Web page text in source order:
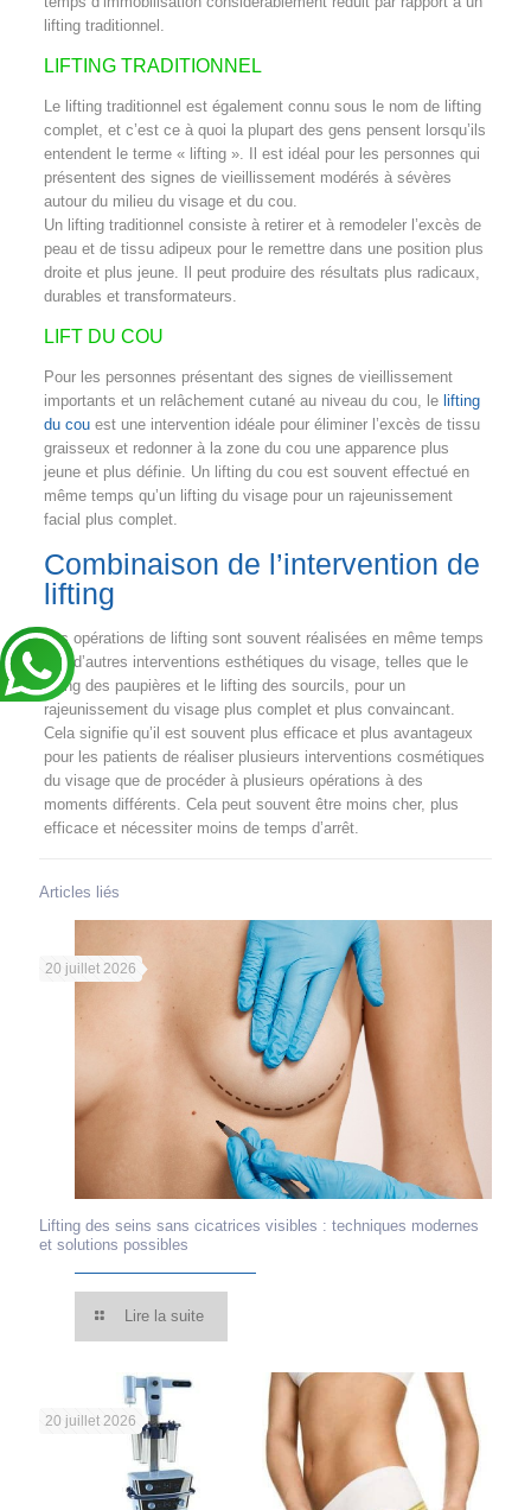
lifting traditionnel.
LIFTING TRADITIONNEL
Le lifting traditionnel est également connu sous le nom de lifting
complet, et c’est ce à quoi la plupart des gens pensent lorsqu’ils
entendent le terme « lifting ». Il est idéal pour les personnes qui
présentent des signes de vieillissement modérés à sévères
autour du milieu du visage et du cou.
Un lifting traditionnel consiste à retirer et à remodeler l’excès de
peau et de tissu adipeux pour le remettre dans une position plus
droite et plus jeune. Il peut produire des résultats plus radicaux,
durables et transformateurs.
LIFT DU COU
Pour les personnes présentant des signes de vieillissement
importants et un relâchement cutané au niveau du cou, le lifting
du couest une intervention idéale pour éliminer l’excès de tissu
graisseux et redonner à la zone du cou une apparence plus
jeune et plus définie. Un lifting du cou est souvent effectué en
même temps qu’un lifting du visage pour un rajeunissement
facial plus complet.
Combinaison de l’intervention de
lifting
Les opérations de lifting sont souvent réalisées en même temps
que d’autres interventions esthétiques du visage, telles que le
lifting des paupières et le lifting des sourcils, pour un
rajeunissement du visage plus complet et plus convaincant.
Cela signifie qu’il est souvent plus efficace et plus avantageux
pour les patients de réaliser plusieurs interventions cosmétiques
du visage que de procéder à plusieurs opérations à des
moments différents. Cela peut souvent être moins cher, plus
efficace et nécessiter moins de temps d’arrêt.
Articles liés
20 juillet 2026
Lifting des seins sans cicatrices visibles : techniques modernes
et solutions possibles
Lire la suite
20 juillet 2026